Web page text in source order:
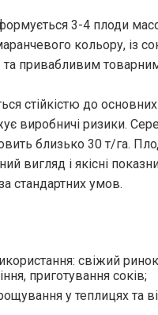
3-4 плоди
кольору, із
та привабливим
стійкістю до
виробничі ризики.
близько 30 т/га.
вигляд і якісні
стандартних умов.
свіжий
приготування соків;
у теплицях та